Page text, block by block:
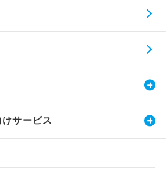
サービス